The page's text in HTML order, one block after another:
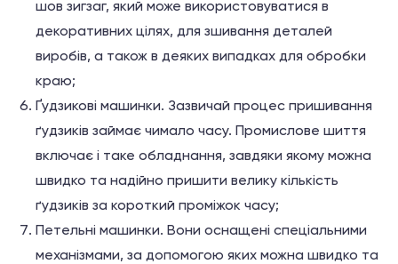
шов зигзаг, який може використовуватися в
декоративних цілях, для зшивання деталей
виробів, а також в деяких випадках для обробки
краю;
Ґудзикові машинки. Зазвичай процес пришивання
ґудзиків займає чимало часу. Промислове шиття
включає і таке обладнання, завдяки якому можна
швидко та надійно пришити велику кількість
ґудзиків за короткий проміжок часу;
Петельні машинки. Вони оснащені спеціальними
механізмами, за допомогою яких можна швидко та